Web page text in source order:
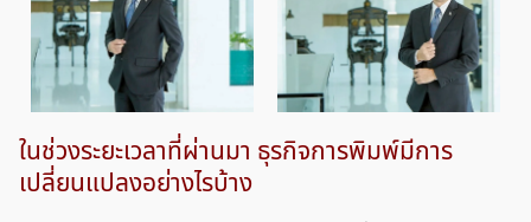
ในช่วงระยะเวลาที่ผ่านมา ธุรกิจการพิมพ์มีการ
เปลี่ยนแปลงอย่างไรบ้าง